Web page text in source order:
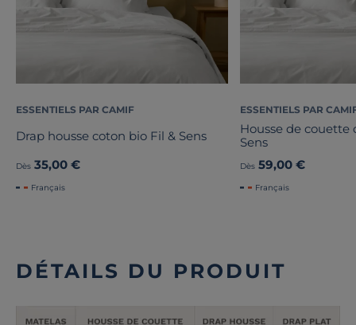
ESSENTIELS PAR CAMIF
Drap housse coton bio Fil & Sens
Dès 35,00 €
Français
ESSENTIELS PAR
Housse de couette
Sens
Dès 59,00 €
Français
DÉTAILS DU PRODUIT